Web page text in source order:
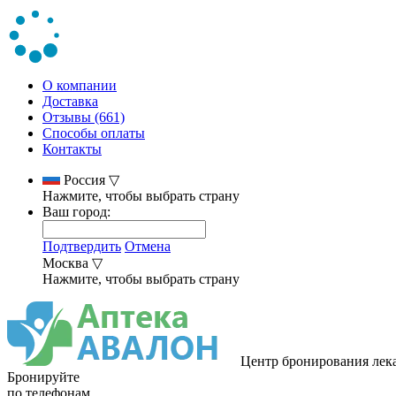
О компании
Доставка
Отзывы (661)
Способы оплаты
Контакты
Россия ▽
Нажмите, чтобы выбрать страну
Ваш город:
Подтвердить Отмена
Москва ▽
Нажмите, чтобы выбрать страну
Центр бронирования
Бронируйте
по телефонам